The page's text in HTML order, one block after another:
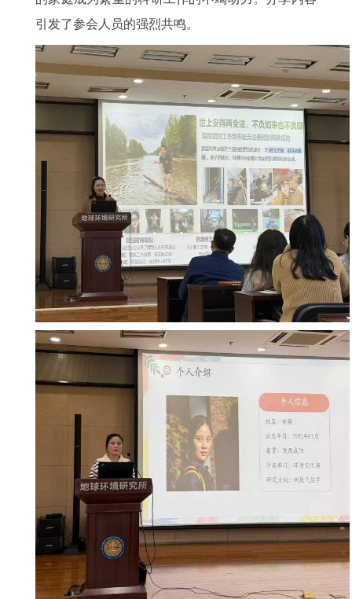
引发了参会人员的强烈共鸣。